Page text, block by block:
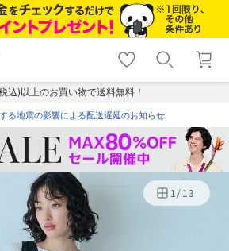
shopping_cart lock_outline
ログイン
込)以上のお買い物で送料無料！
る地震の影響による配送遅延のお知らせ
1/13